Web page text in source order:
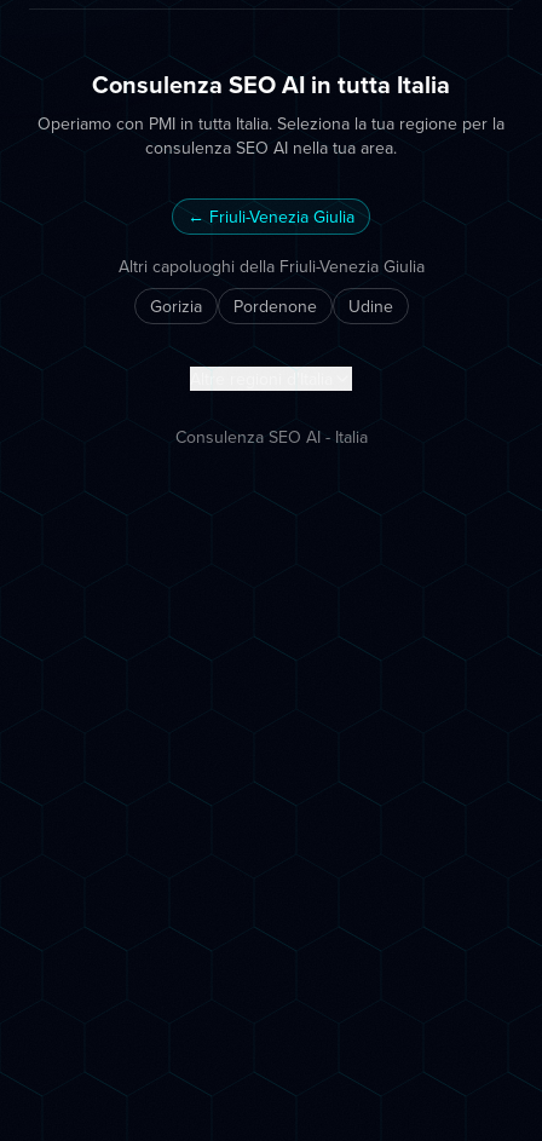
Consulenza SEO AI in tutta Italia
Operiamo con PMI in tutta Italia. Seleziona la tua regione per la
consulenza SEO AI nella tua area.
← Friuli-Venezia Giulia
Altri capoluoghi della Friuli-Venezia Giulia
Gorizia
Pordenone Udine
Altre regioni d'Italia
Consulenza SEO AI - Italia
Inizia subito
Prenota una call gratuita di 30 minuti. Ti